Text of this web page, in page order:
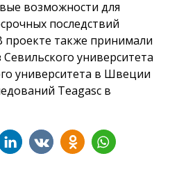
возможности для
последствий
проекте также принимали
университета
университета в Швеции
Teagasc в